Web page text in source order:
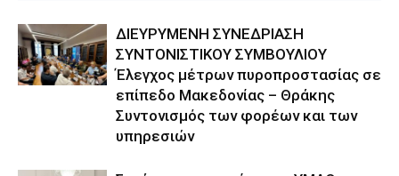
ΔΙΕΥΡΥΜΕΝΗ ΣΥΝΕΔΡΙΑΣΗ
ΣΥΝΤΟΝΙΣΤΙΚΟΥ ΣΥΜΒΟΥΛΙΟΥ
Έλεγχος μέτρων πυροπροστασίας σε
επίπεδο Μακεδονίας – Θράκης
Συντονισμός των φορέων και των
υπηρεσιών